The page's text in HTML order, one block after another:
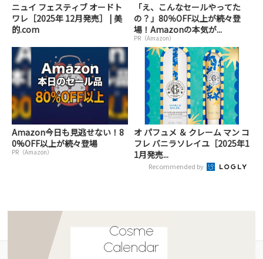
ニュイ フェスティブ オードト
ワレ［2025年 12月発売］ | 美
的.com
「え、こんなセールやってた
の？」80％OFF以上が続々登
場！Amazonの本気が...
PR（Amazon）
Amazon今日も見逃せない！8
0%OFF以上が続々登場
PR（Amazon）
オ パフュメ ＆ クレーム マン コ
フレ バニラソレイユ［2025年1
1月発売...
Recommended by
Cosme
Calendar